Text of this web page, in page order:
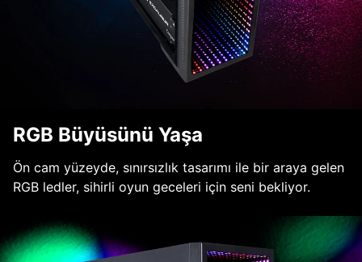
RGB Büyüsünü Yaşa
Ön cam yüzeyde, sınırsızlık tasarımı ile bir araya gelen
RGB ledler, sihirli oyun geceleri için seni bekliyor.